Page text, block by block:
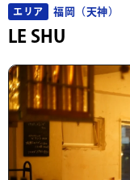
エリア 福岡（天神）
LE SHU